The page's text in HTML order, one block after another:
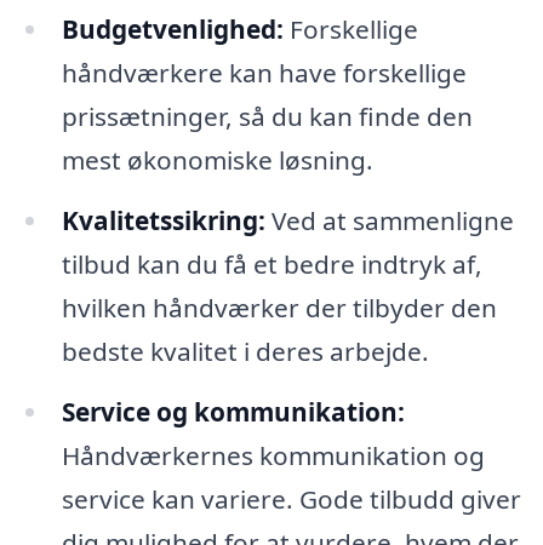
Budgetvenlighed: Forskellige
håndværkere kan have forskellige
prissætninger, så du kan finde den
mest økonomiske løsning.
Kvalitetssikring: Ved at sammenligne
tilbud kan du få et bedre indtryk af,
hvilken håndværker der tilbyder den
bedste kvalitet i deres arbejde.
Service og kommunikation:
Håndværkernes kommunikation og
service kan variere. Gode tilbudd giver